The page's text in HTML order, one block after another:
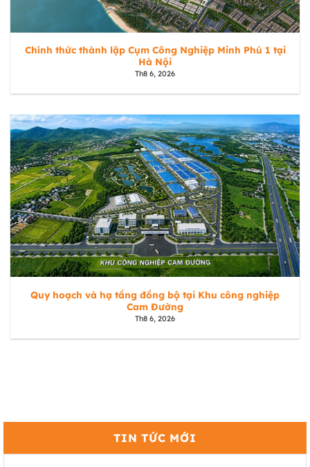
Chính thức thành lập Cụm Công Nghiệp Minh Phú 1 tại
Hà Nội
Th8 6, 2026
Quy hoạch và hạ tầng đồng bộ tại Khu công nghiệp
Cam Đường
Th8 6, 2026
TIN TỨC MỚI